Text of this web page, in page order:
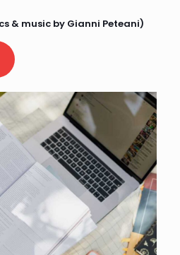
& music by Gianni Peteani)